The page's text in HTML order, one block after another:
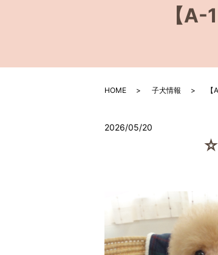
【
HOME 子犬情報
2026/05/20